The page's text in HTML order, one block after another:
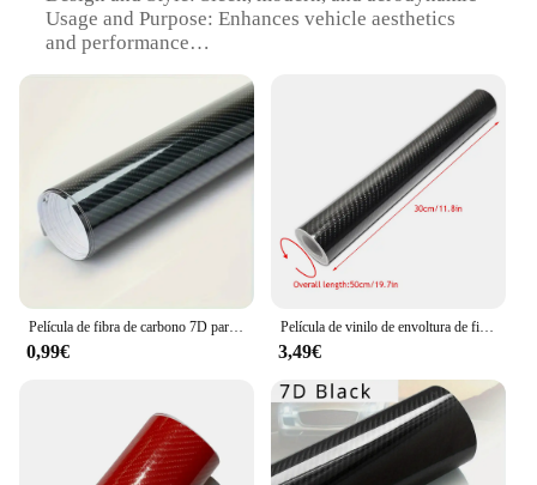
Usage and Purpose: Enhances vehicle aesthetics
and performance
Shape or Size or Weight or Quantity: Pre-cut, easy-
to-apply sets
Performance and Property: Lightweight, durable,
and resistant to wear and tear
Features:
|Wholesale|
**Unmatched Aesthetics and Performance**
Upgrade your vehicle's appearance with the fibra
carbono 7d Etiquetas de coche, a set of premium-
grade carbon fiber decals designed to elevate your
car's visual appeal. The 7D carbon fiber material not
only adds a luxurious touch but also enhances the
aerodynamics of your vehicle, reducing drag and
Película de fibra de carbono 7D para coche, pegatinas de moldura Interior de cuero PU, relleno de huecos, tira embellecedora trenzada DIY, Pegatina autoadhesiva Universal
0,99€
Película de vinilo de envoltura de fibra de carbono 7D para motocicleta, pegatinas y calcomanías para tableta, accesorios para automóviles, estilo de coche, alto brillo, 150/50x30CM
3,49€